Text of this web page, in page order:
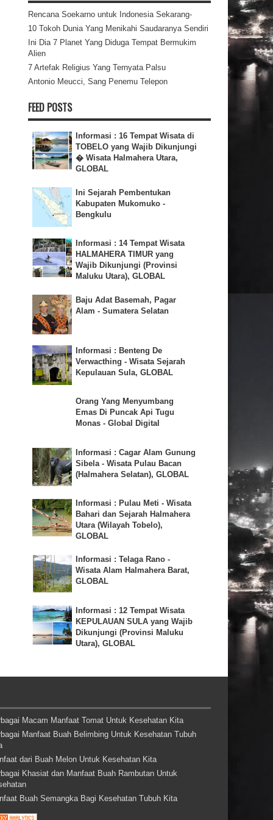
Rencana Soekarno untuk Indonesia Sekarang-
10 Tokoh Dunia Yang Menikahi Saudaranya Sendiri
Ini Dia 7 Planet Yang Diduga Tempat Bermukim
Alien
7 Artefak Religius Yang Ternyata Palsu
Antonio Meucci, Sang Penemu Telepon
FEED POSTS
Informasi : 16 Tempat Wisata di
TOBELO yang Wajib Dikunjungi
� Wisata Halmahera Utara,
GLOBAL
Ini Sejarah Pembentukan
Kabupaten Mukomuko -
Bengkulu
Informasi : 14 Tempat Wisata
HALMAHERA TIMUR yang
Wajib Dikunjungi (Provinsi
Maluku Utara), GLOBAL
Baju Adat Basemah, Pagar
Alam - Sumatera Selatan
Informasi : Benteng De
Verwacthing - Wisata Sejarah
Kepulauan Sula, GLOBAL
Orang Yang Menyumbang
Emas Di Puncak Api Tugu
Monas - Global Digital
Informasi : Cagar Alam Gunung
Sibela - Wisata Pulau Bacan
(Halmahera Selatan), GLOBAL
Informasi : Pulau Meti - Wisata
Bahari dan Sejarah Halmahera
Utara (Wilayah Tobelo),
GLOBAL
Informasi : Telaga Rano -
Wisata Alam Halmahera Barat,
GLOBAL
Informasi : 12 Tempat Wisata
KEPULAUAN SULA yang Wajib
Dikunjungi (Provinsi Maluku
Utara), GLOBAL
Macam Manfaat Tomat Untuk Kesehatan Kita
Manfaat Buah Belimbing Untuk Kesehatan Tubuh
dari Buah Melon Untuk Kesehatan Kita
Khasiat dan Manfaat Buah Rambutan Untuk
Buah Semangka Bagi Kesehatan Tubuh Kita